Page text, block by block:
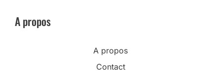
A propos
A propos
Contact